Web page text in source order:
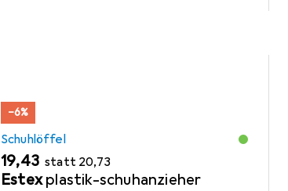
−6%
Schuhlöffel
EUR
19,43 statt EUR
20,73
Estex plastik-schuhanzieher